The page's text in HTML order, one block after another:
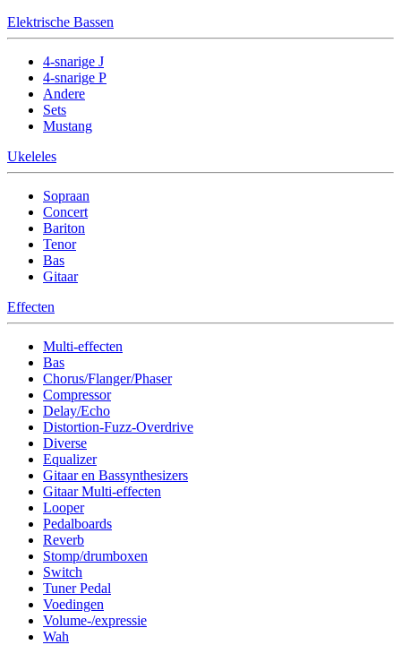
Elektrische Bassen
4-snarige J
4-snarige P
Andere
Sets
Mustang
Ukeleles
Sopraan
Concert
Bariton
Tenor
Bas
Gitaar
Effecten
Multi-effecten
Bas
Chorus/Flanger/Phaser
Compressor
Delay/Echo
Distortion-Fuzz-Overdrive
Diverse
Equalizer
Gitaar en Bassynthesizers
Gitaar Multi-effecten
Looper
Pedalboards
Reverb
Stomp/drumboxen
Switch
Tuner Pedal
Voedingen
Volume-/expressie
Wah